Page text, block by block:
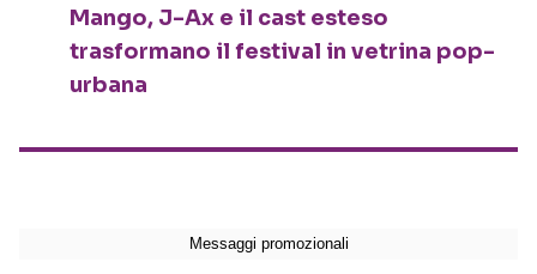
Mango, J-Ax e il cast esteso
trasformano il festival in vetrina pop-
urbana